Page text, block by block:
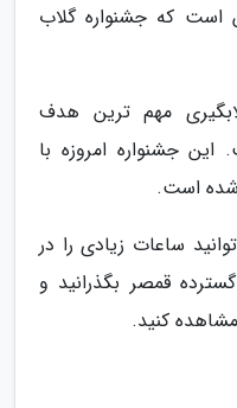
است که جشنواره گلاب
مهم ترین هدف
جشنواره امروزه با
شده است.
ساعات زیادی را در
قمصر بگذرانید و
کنید.